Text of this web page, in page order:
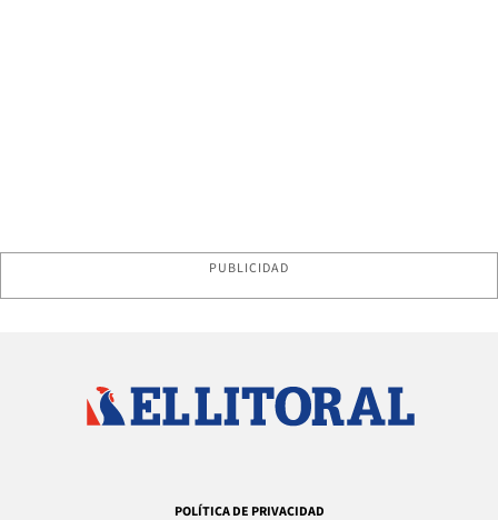
PUBLICIDAD
POLÍTICA DE PRIVACIDAD